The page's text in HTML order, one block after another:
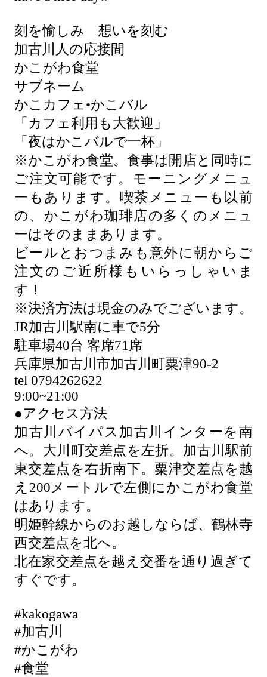
刻を愉しみ 想いを刻む
加古川人の応接間
かこがわ食堂
サブネーム
かこカフェ•かこバル
「カフェ利用も大歓迎」
「夜はかこバルで一杯」
※かこがわ食堂。食事は開店と同時に
ご注文可能です。モーニングメニュ
ーもあります。喫茶メニューも以前
の、かこがわ珈琲店の多くのメニュ
ーはそのままあります。
ビールとおつまみも意外に朝からご
注文のご近所様もいらっしゃいま
す！
※決済方法は現金のみでございます。
JR加古川駅南に車で5分
駐車場40台 客席71席
兵庫県加古川市加古川町粟津90-2
tel 0794262622
9:00~21:00
●アクセス方法
加古川バイパス加古川インターを南
へ。大川町交差点を左折。加古川駅前
東交差点を右折南下。粟津交差点を越
え200メートルで左側にかこがわ食堂
はあります。
明姫幹線からのお越しならば、鶴林寺
西交差点を北へ。
北在家交差点を越え交番を通り過ぎて
すぐです。
#kakogawa
#加古川
#かこがわ
#食堂